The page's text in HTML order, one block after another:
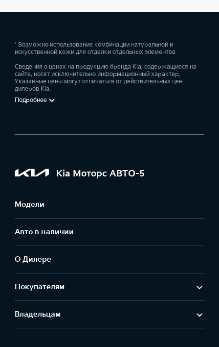
* Возможно использование комбинации натуральной и
искусственной кожи для отделки отдельных элементов
Сведения о ценах на продукцию бренда Kia, содержащиеся на
сайте, носят исключительно информационный характер.
Указанные цены могут отличаться от действительных цен
дилеров Kia.
Подробнее
Kia Моторс АВТО-5
Модели
Авто в наличии
О Дилере
Покупателям
Владельцам